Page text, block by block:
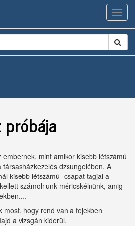
embernek, mint amikor kisebb létszámú
dzsungelében. A
kisebb létszámú- csapat tagjai a
számolnunk-méricskélnünk, amig
most, hogy rend van a fejekben
a vizsgán kiderül.